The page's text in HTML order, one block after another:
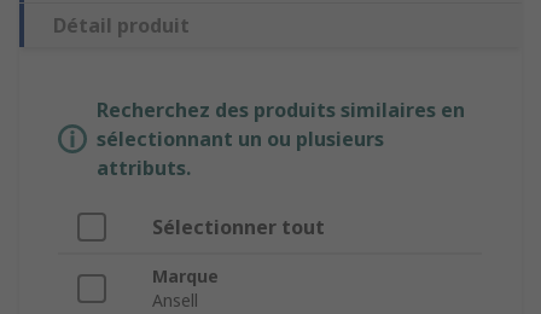
Détail produit
Recherchez des produits similaires en
sélectionnant un ou plusieurs
attributs.
Sélectionner tout
Marque
Ansell